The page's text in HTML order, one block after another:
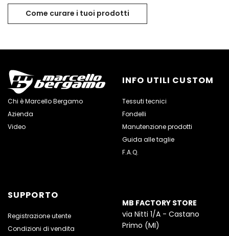
Come curare i tuoi prodotti
Chi è Marcello Bergamo
Azienda
Video
INFO UTILI CUSTOM
Tessuti tecnici
Fondelli
Manutenzione prodotti
Guida alle taglie
F.A.Q.
SUPPORTO
Registrazione utente
Condizioni di vendita
MB FACTORY STORE
via Nitti 1/A - Castano
Primo (MI)